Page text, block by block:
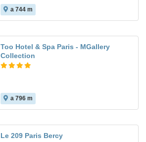
a 744 m
Too Hotel & Spa Paris - MGallery
Collection
a 796 m
Le 209 Paris Bercy